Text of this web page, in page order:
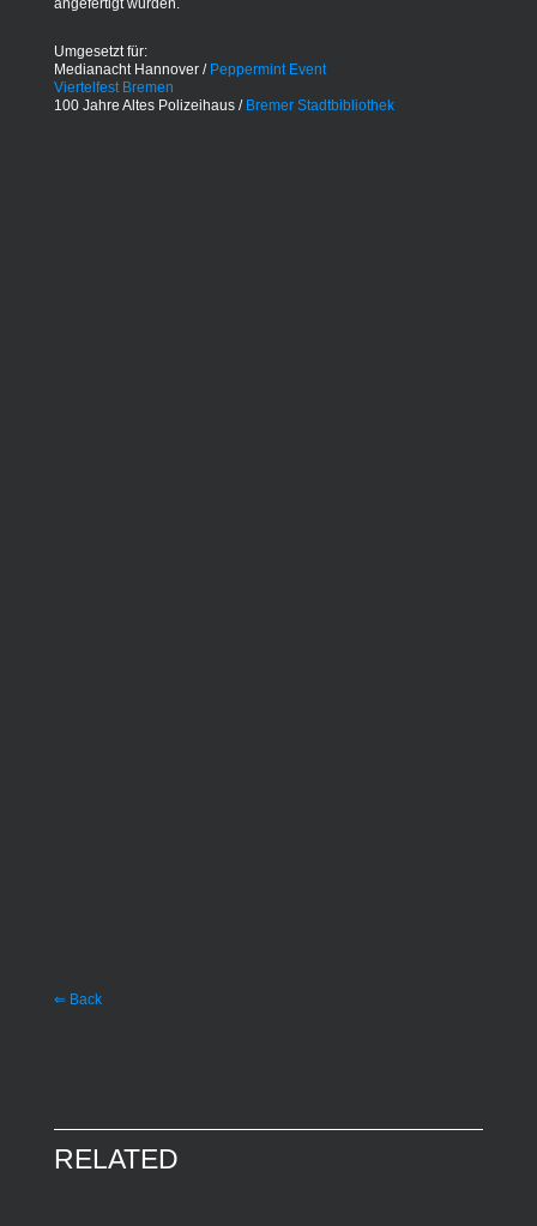
angefertigt wurden.
Umgesetzt für:
Medianacht Hannover / Peppermint Event
Viertelfest Bremen
100 Jahre Altes Polizeihaus / Bremer Stadtbibliothek
⇐ Back
RELATED